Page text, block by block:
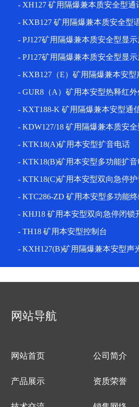
- XH127 矿用隔爆兼本质安全型通
- KXB127 矿用隔爆兼本质安全型
- PJ127矿用隔爆兼本质安全型显
- PJ127矿用隔爆兼本质安全型显
- KXB127（E）矿用隔爆兼本安型
- GUR8（A）矿用本安型热释红外
- KXT188-K 矿用隔爆兼本安型通
- KDW127/18 矿用隔爆兼本质安
- KTK18(A)矿用本安型扩音电话
- KTK18(B)矿用本安型多功能扩
- KTK18(C)矿用本安型双向急停
- KTC286-ZD 矿用本安型多功能
- KHJ18 矿用本安型双向急停闭锁
- TH18 矿用本安型控制台
- KXH127(B)矿用隔爆兼本安型声
网站导航
网站首页 公司简介
产品展示 资质荣誉